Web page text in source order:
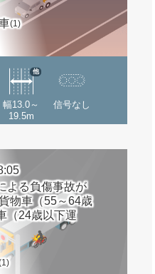
(1)
幅13.0～
19.5m
他
信号なし
よる負傷事故が
物車（55～64歳
（24歳以下運